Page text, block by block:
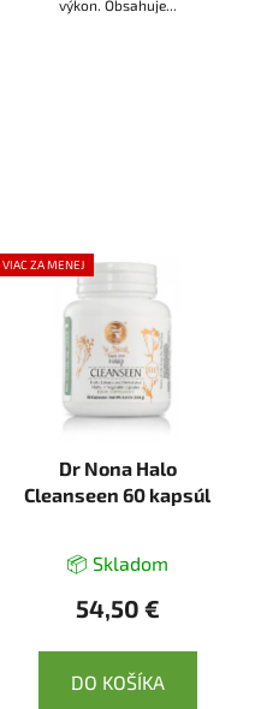
výkon. Obsahuje...
VIAC ZA MENEJ
Dr Nona Halo
Cleanseen 60 kapsúl
📦 Skladom
54,50 €
DO KOŠÍKA